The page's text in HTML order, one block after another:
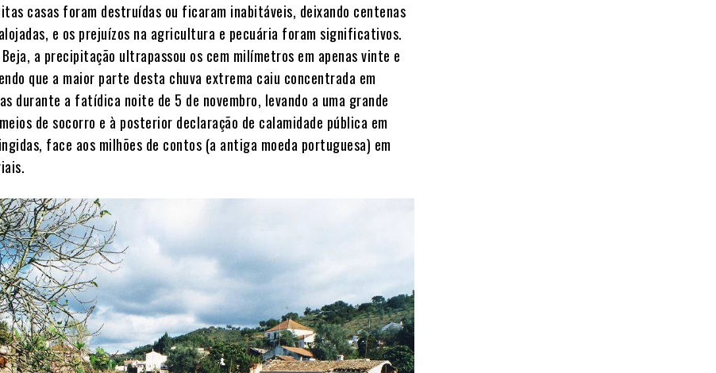
casas foram destruídas ou ficaram inabitáveis, deixando centenas
e os prejuízos na agricultura e pecuária foram significativos.
Beja, a precipitação ultrapassou os cem milímetros em apenas vinte e
que a maior parte desta chuva extrema caiu concentrada em
durante a fatídica noite de 5 de novembro, levando a uma grande
de socorro e à posterior declaração de calamidade pública em
face aos milhões de contos (a antiga moeda portuguesa) em